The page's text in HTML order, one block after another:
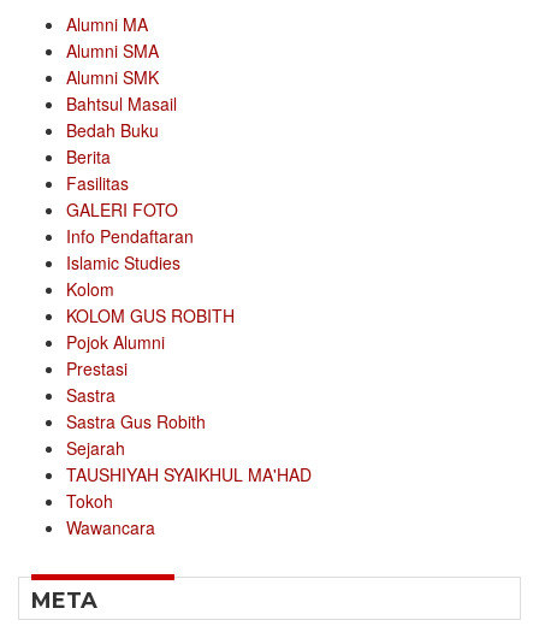
Alumni MA
Alumni SMA
Alumni SMK
Bahtsul Masail
Bedah Buku
Berita
Fasilitas
GALERI FOTO
Info Pendaftaran
Islamic Studies
Kolom
KOLOM GUS ROBITH
Pojok Alumni
Prestasi
Sastra
Sastra Gus Robith
Sejarah
TAUSHIYAH SYAIKHUL MA'HAD
Tokoh
Wawancara
META